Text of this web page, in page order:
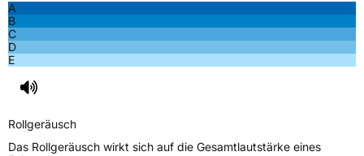
A
B
C
D
E
Rollgeräusch
Das Rollgeräusch wirkt sich auf die Gesamtlautstärke eines